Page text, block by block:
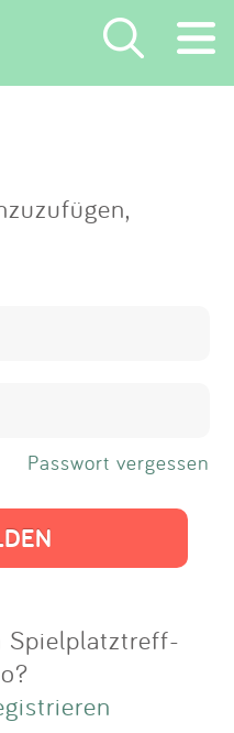
×
Passwort vergessen
Spielplatztreff-